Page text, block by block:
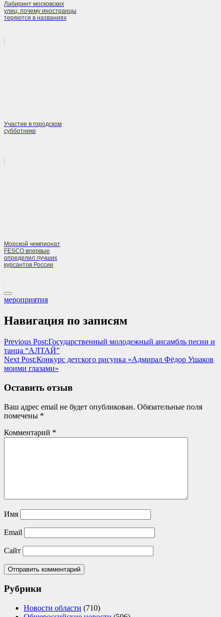
Лабиринт московских
улиц: почему иностранцы
теряются в названиях
Участие в городском
субботнике
Морской чемпионат
FESCO впервые
определил лучших
курсантов России
мероприятия
Навигация по записям
Previous Post:Государственный молодежный ансамбль песни и
танца “АЛТАЙ”
Next Post:Конкурс детского рисунка «Адмирал Фёдор Ушаков
моими глазами»
Оставить отзыв
Ваш адрес email не будет опубликован. Обязательные поля
помечены *
Комментарий *
Имя
Email
Сайт
Рубрики
Новости области (710)